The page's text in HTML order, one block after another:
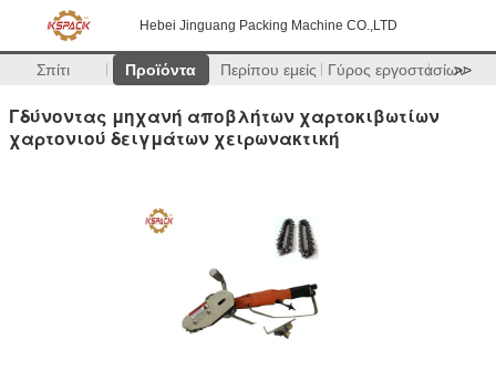
Hebei Jinguang Packing Machine CO.,LTD
Σπίτι Προϊόντα Περίπου εμείς Γύρος εργοστασίων
>>
Γδύνοντας μηχανή αποβλήτων χαρτοκιβωτίων
χαρτονιού δειγμάτων χειρωνακτική